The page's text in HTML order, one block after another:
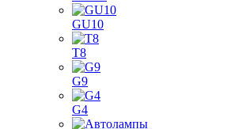
GU10
T8
G9
G4